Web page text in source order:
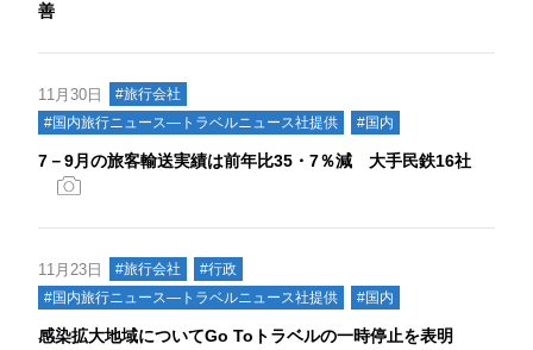
善
11月30日
#旅行会社
#国内旅行ニュース―トラベルニュース社提供
#国内
7－9月の旅客輸送実績は前年比35・7％減 大手民鉄16社
11月23日 #旅行会社
#行政
#国内旅行ニュース―トラベルニュース社提供
#国内
感染拡大地域についてGo Toトラベルの一時停止を表明